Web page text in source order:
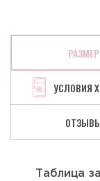
РАЗМЕР
УСЛОВИЯ
Таблица